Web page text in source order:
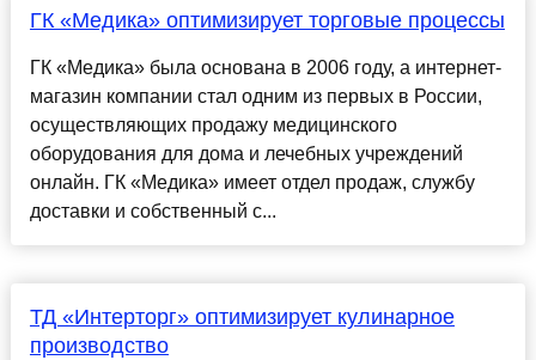
ГК «Медика» оптимизирует торговые процессы
ГК «Медика» была основана в 2006 году, а интернет-
магазин компании стал одним из первых в России,
осуществляющих продажу медицинского
оборудования для дома и лечебных учреждений
онлайн. ГК «Медика» имеет отдел продаж, службу
доставки и собственный с...
ТД «Интерторг» оптимизирует кулинарное
производство